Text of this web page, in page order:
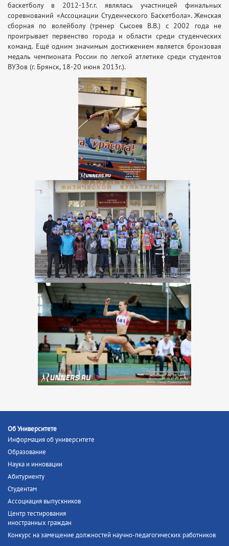
баскетболу в 2012-13г.г. являлась участницей финальных
соревнований «Ассоциации Студенческого Баскетбола». Женская
сборная по волейболу (тренер Сысоев В.В.) с 2002 года не
проигрывает первенство города и области среди студенческих
команд. Ещё одним значимым достижением является бронзовая
медаль чемпионата России по легкой атлетике среди студентов
ВУЗов (г. Брянск, 18-20 июня 2013г.).
Об Университете
Информация об университете
Образование
Наука и инновации
Абитуриенту
Студентам
Ассоциация выпускников
Центр тестирования
иностранных граждан
Конкурс на замещение должностей научно-педагогических работников